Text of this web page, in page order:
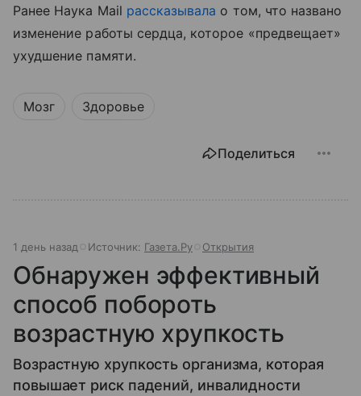
Ранее Наука Mail рассказывала о том, что названо
изменение работы сердца, которое «предвещает»
ухудшение памяти.
Мозг Здоровье
Поделиться
1 день назад Источник: Газета.Ру Открытия
Обнаружен эффективный
способ побороть
возрастную хрупкость
Возрастную хрупкость организма, которая
повышает риск падений, инвалидности